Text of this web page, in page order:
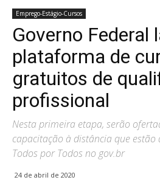
Emprego-Estágio-Cursos
Governo Federal
plataforma de
gratuitos de
profissional
Nesta primeira etapa, serão
capacitação à distância que
Todos por Todos no gov.br
24 de abril de 2020